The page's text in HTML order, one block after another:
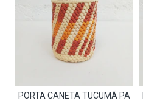
PORTA CANETA TUCUMÃ PA